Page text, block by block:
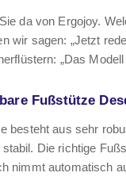
da von Ergojoy.
wir sagen: „Jetzt
„Das Modell
Fußstütze
besteht aus sehr
Die richtige
nimmt automatisch